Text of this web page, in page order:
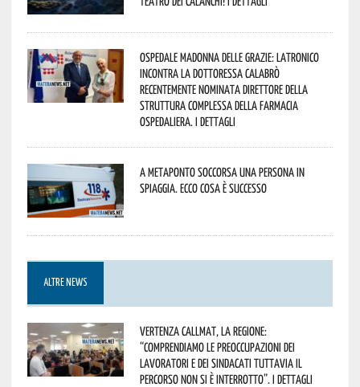
Ospedale Madonna delle Grazie: Latronico
incontra la dottoressa Calabrò
recentemente nominata Direttore della
Struttura Complessa della Farmacia
Ospedaliera. I dettagli
A Metaponto soccorsa una persona in
spiaggia. Ecco cosa è successo
ALTRE NEWS
Vertenza CallMat, la Regione:
“comprendiamo le preoccupazioni dei
lavoratori e dei sindacati tuttavia il
percorso non si è interrotto”. I dettagli